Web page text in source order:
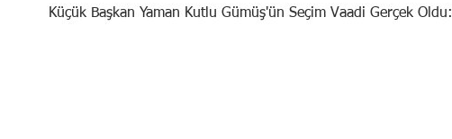
Küçük Başkan Yaman Kutlu Gümüş'ün Seçim Vaadi Gerçek